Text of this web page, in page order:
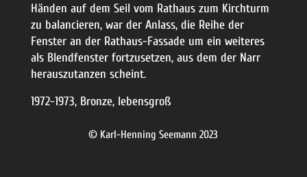
Händen auf dem Seil vom Rathaus zum Kirchturm
zu balancieren, war der Anlass, die Reihe der
Fenster an der Rathaus-Fassade um ein weiteres
als Blendfenster fortzusetzen, aus dem der Narr
herauszutanzen scheint.
1972-1973, Bronze, lebensgroß
© Karl-Henning Seemann 2023